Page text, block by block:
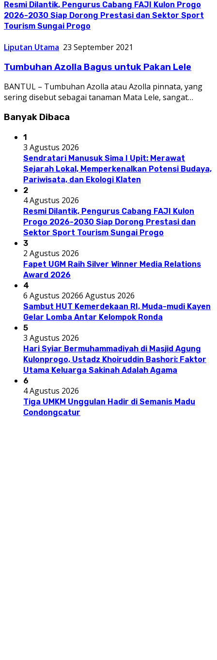
Resmi Dilantik, Pengurus Cabang FAJI Kulon Progo
2026-2030 Siap Dorong Prestasi dan Sektor Sport
Tourism Sungai Progo
Liputan Utama 23 September 2021
Tumbuhan Azolla Bagus untuk Pakan Lele
BANTUL – Tumbuhan Azolla atau Azolla pinnata, yang
sering disebut sebagai tanaman Mata Lele, sangat…
Banyak Dibaca
1
3 Agustus 2026
Sendratari Manusuk Sima I Upit: Merawat
Sejarah Lokal, Memperkenalkan Potensi Budaya,
Pariwisata, dan Ekologi Klaten
2
4 Agustus 2026
Resmi Dilantik, Pengurus Cabang FAJI Kulon
Progo 2026-2030 Siap Dorong Prestasi dan
Sektor Sport Tourism Sungai Progo
3
2 Agustus 2026
Fapet UGM Raih Silver Winner Media Relations
Award 2026
4
6 Agustus 20266 Agustus 2026
Sambut HUT Kemerdekaan RI, Muda-mudi Kayen
Gelar Lomba Antar Kelompok Ronda
5
3 Agustus 2026
Hari Syiar Bermuhammadiyah di Masjid Agung
Kulonprogo, Ustadz Khoiruddin Bashori: Faktor
Utama Keluarga Sakinah Adalah Agama
6
4 Agustus 2026
Tiga UMKM Unggulan Hadir di Semanis Madu
Condongcatur